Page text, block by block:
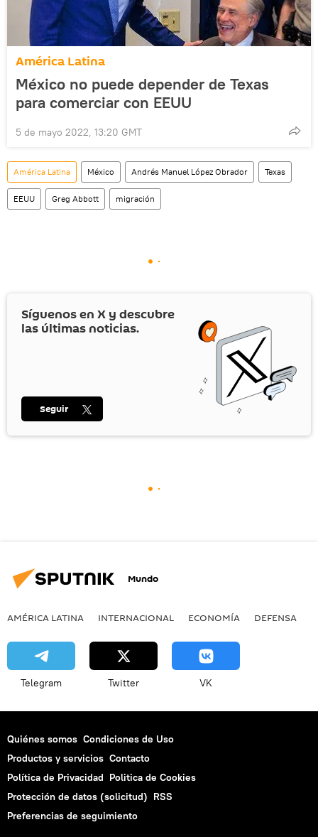
América Latina
México no puede depender de Texas
para comerciar con EEUU
5 de mayo 2022, 13:20 GMT
América Latina México Andrés Manuel López Obrador Texas
EEUU Greg Abbott migración
Síguenos en X y descubre
las últimas noticias.
Seguir
Mundo
AMÉRICA LATINA INTERNACIONAL ECONOMÍA DEFENSA
Telegram Twitter VK
Quiénes somos Condiciones de Uso
Productos y servicios Contacto
Política de Privacidad Politica de Cookies
Protección de datos (solicitud) RSS
Preferencias de seguimiento